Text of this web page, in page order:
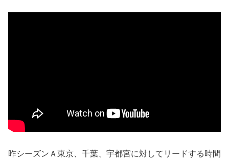
昨シーズンＡ東京、千葉、宇都宮に対してリードする時間